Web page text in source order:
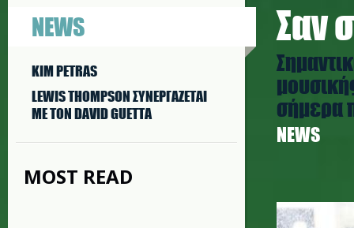
NEWS
KIM PETRAS
LEWIS THOMPSON ΣΥΝΕΡΓAΖΕΤΑΙ
ΜΕ ΤΟΝ DAVID GUETTA
MOST READ
Σαν
σήμερα
NEWS
sam-